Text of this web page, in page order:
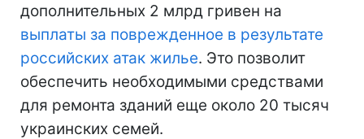
дополнительных 2 млрд гривен на
выплаты за поврежденное в результате
российских атак жилье. Это позволит
обеспечить необходимыми средствами
для ремонта зданий еще около 20 тысяч
украинских семей.